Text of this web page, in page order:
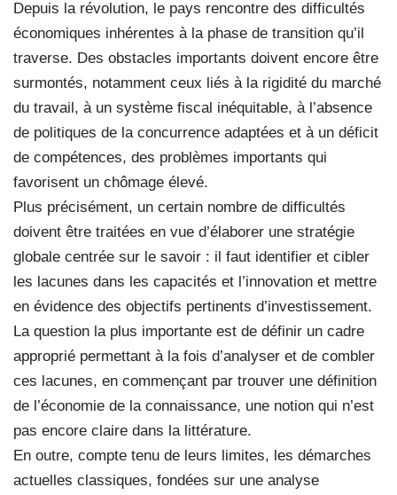
Depuis la révolution, le pays rencontre des difficultés
économiques inhérentes à la phase de transition qu’il
traverse. Des obstacles importants doivent encore être
surmontés, notamment ceux liés à la rigidité du marché
du travail, à un système fiscal inéquitable, à l’absence
de politiques de la concurrence adaptées et à un déficit
de compétences, des problèmes importants qui
favorisent un chômage élevé.
Plus précisément, un certain nombre de difficultés
doivent être traitées en vue d’élaborer une stratégie
globale centrée sur le savoir : il faut identifier et cibler
les lacunes dans les capacités et l’innovation et mettre
en évidence des objectifs pertinents d’investissement.
La question la plus importante est de définir un cadre
approprié permettant à la fois d’analyser et de combler
ces lacunes, en commençant par trouver une définition
de l’économie de la connaissance, une notion qui n’est
pas encore claire dans la littérature.
En outre, compte tenu de leurs limites, les démarches
actuelles classiques, fondées sur une analyse